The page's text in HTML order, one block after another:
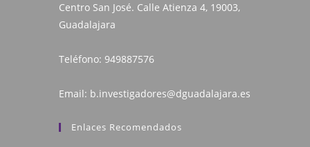
Centro San José. Calle Atienza 4, 19003,
Guadalajara
Teléfono: 949887576
Email: b.investigadores@dguadalajara.es
Enlaces Recomendados